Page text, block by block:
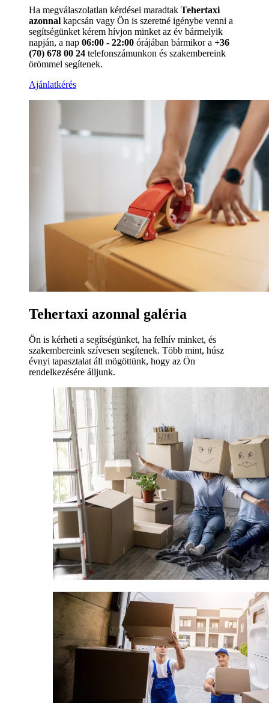
Ha megválaszolatlan kérdései maradtak Tehertaxi
azonnal kapcsán vagy Ön is szeretné igénybe venni a
segítségünket kérem hívjon minket az év bármelyik
napján, a nap 06:00 - 22:00 órájában bármikor a +36
(70) 678 00 24 telefonszámunkon és szakembereink
örömmel segítenek.
Ajánlatkérés
Tehertaxi azonnal galéria
Ön is kérheti a segítségünket, ha felhív minket, és
szakembereink szívesen segítenek. Több mint, húsz
évnyi tapasztalat áll mögöttünk, hogy az Ön
rendelkezésére álljunk.